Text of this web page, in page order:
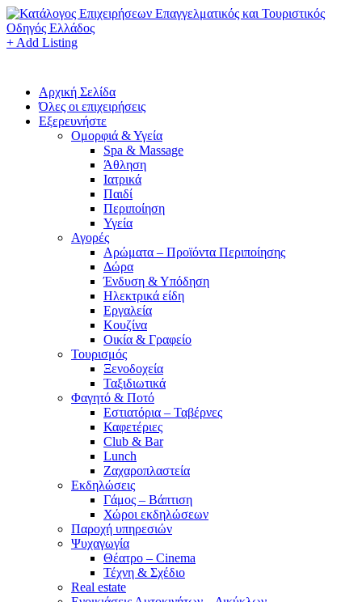
+ Add Listing
Αρχική Σελίδα
Όλες οι επιχειρήσεις
Εξερευνήστε
Ομορφιά & Υγεία
Spa & Massage
Άθληση
Ιατρικά
Παιδί
Περιποίηση
Υγεία
Αγορές
Αρώματα – Προϊόντα Περιποίησης
Δώρα
Ένδυση & Υπόδηση
Ηλεκτρικά είδη
Εργαλεία
Κουζίνα
Οικία & Γραφείο
Τουρισμός
Ξενοδοχεία
Ταξιδιωτικά
Φαγητό & Ποτό
Εστιατόρια – Ταβέρνες
Καφετέριες
Club & Bar
Lunch
Ζαχαροπλαστεία
Εκδηλώσεις
Γάμος – Βάπτιση
Χώροι εκδηλώσεων
Παροχή υπηρεσιών
Ψυχαγωγία
Θέατρο – Cinema
Τέχνη & Σχέδιο
Real estate